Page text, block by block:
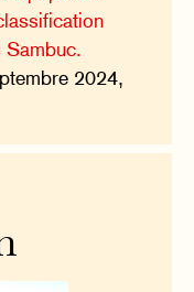
Sambuc.
2024,